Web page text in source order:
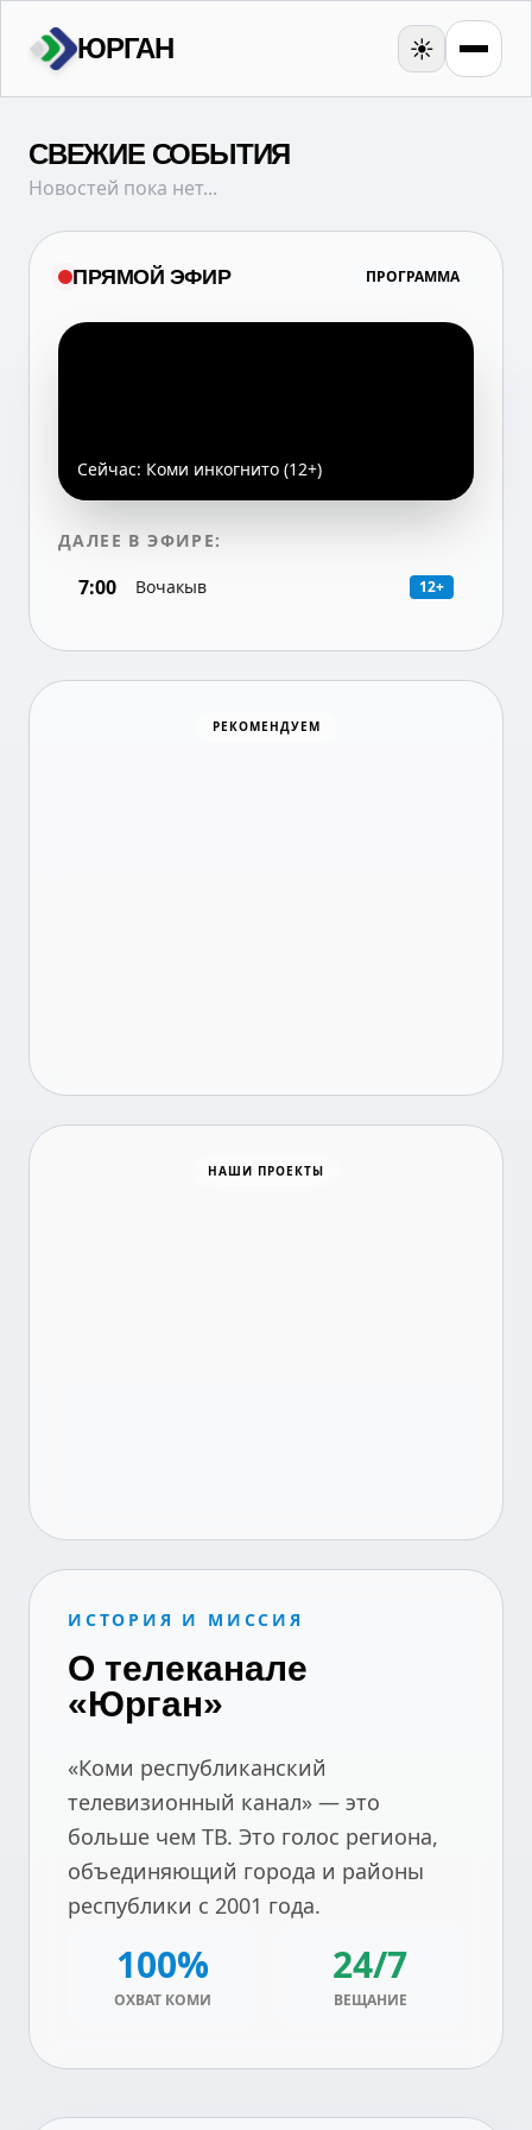
ЮРГАН ☀️
СВЕЖИЕ СОБЫТИЯ
Новостей пока нет...
ПРЯМОЙ ЭФИР ПРОГРАММА
Сейчас: Коми инкогнито (12+)
ДАЛЕЕ В ЭФИРЕ:
7:00 Вочакыв 12+
РЕКОМЕНДУЕМ
Хоккей
НАШИ ПРОЕКТЫ
Время новостей
ИСТОРИЯ И МИССИЯ
О телеканале
«Юрган»
«Коми республиканский
телевизионный канал» — это
больше чем ТВ. Это голос региона,
объединяющий города и районы
республики с 2001 года.
100%
ОХВАТ КОМИ
24/7
ВЕЩАНИЕ